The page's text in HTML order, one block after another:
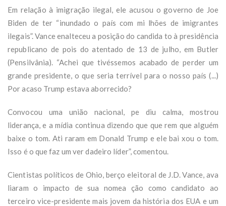
Em relação à imigração ilegal, ele acusou o governo de Joe
Biden de ter “inundado o país com mi lhões de imigrantes
ilegais”. Vance enalteceu a posição do candida to à presidência
republicano de pois do atentado de 13 de julho, em Butler
(Pensilvânia). “Achei que tivéssemos acabado de perder um
grande presidente, o que seria terrível para o nosso país (...)
Por acaso Trump estava aborrecido?
Convocou uma união nacional, pe diu calma, mostrou
liderança, e a mídia continua dizendo que que rem que alguém
baixe o tom. Ati raram em Donald Trump e ele bai xou o tom.
Isso é o que faz um ver dadeiro líder”, comentou.
Cientistas políticos de Ohio, berço eleitoral de J.D. Vance, ava
liaram o impacto de sua nomea ção como candidato ao
terceiro vice-presidente mais jovem da história dos EUA e um